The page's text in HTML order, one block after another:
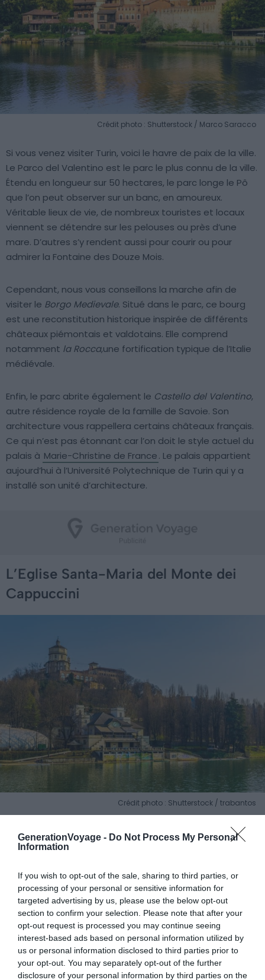
GenerationVoyage - Do Not Process My Personal
Information
If you wish to opt-out of the sale, sharing to third parties, or
processing of your personal or sensitive information for
targeted advertising by us, please use the below opt-out
section to confirm your selection. Please note that after your
opt-out request is processed you may continue seeing
interest-based ads based on personal information utilized by
us or personal information disclosed to third parties prior to
your opt-out. You may separately opt-out of the further
disclosure of your personal information by third parties on the
Crédit photo : Shutterstock / Marco Saracco
Si vous venez visiter Turin, voici le havre de paix de la ville.
Le Parco del Valentino est le parc le plus connu de la ville.
Étendu en longueur sur 50 hectares, le parc longe le Pô
que l’on peut observer sur un banc, en amoureux.
Véritable lieux de vie, de nombreux touristes et locaux
viennent se détendre sur les pelouses ou près d’une
mare. D’autres s’y rendent aussi pour courir ou pour
admirer la Fontaine des Douze Mois.
Cependant, nous vous conseillons la marche afin de
visiter le Borgo Medievale. Situé dans le parc, ce bourg
est une reconstitution historique inspirée de différents
châteaux piémontais et valdotains. Elle comprend
notamment la Rocca,une fortification typique de l’Italie
médiévale.
Enfin, le parc abrite également le Castello del Valentino,
autre résidence royale de la famille de Savoie. Son
architecture vous rappellera certains châteaux français.
Ce qui n’est pas étonnant car l’on doit le style actuel du
palais à Marie-Christine de France. Le palais appartient
aujourd’hui à l’Université Polytechnique de Turin qui y a
installé son unité d’architecture.
L’Eglise Santa-Maria del Monte dei
Cappuccini
Crédit photo : Shutterstock / trabantos
Prenons un peu de hauteur et dirigeons nous de l’autre
côté du Pô pour découvrir le Monte dei Capuccini. Le
le Pô. Si tout un quartier s’est construit sur la colline, elle
doit néanmoins sa réputation à un monument en
particulier : l’Eglise Santa-Maria et son couvent.
Consacrée en 1656, cette édifice de la fin de la
Renaissance est accolé à un monastère, utilisé par la
confrérie des Capucins (frati Cappuccinien italien). La